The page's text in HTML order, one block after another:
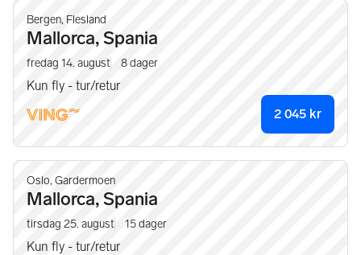
Bergen, Flesland
Mallorca, Spania
fredag 14. august 8dager
Kun fly - tur/retur
2 045 kr
Oslo, Gardermoen
Mallorca, Spania
tirsdag 25. august 15dager
Kun fly - tur/retur